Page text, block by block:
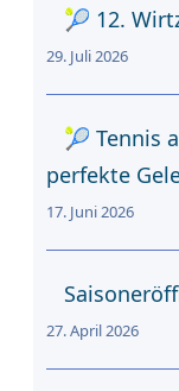
🎾 12.
29. Juli 2026
🎾 Tennis
perfekte
17. Juni 2026
27. April 2026